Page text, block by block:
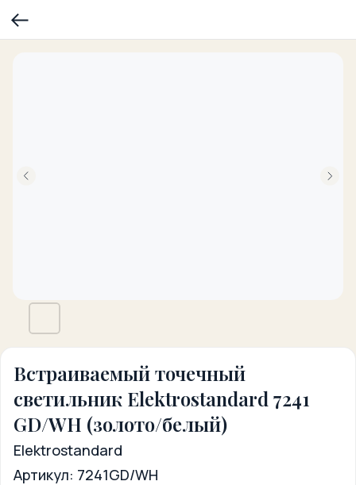
Встраиваемый точечный
светильник Elektrostandard 7241
GD/WH (золото/белый)
Elektrostandard
Артикул: 7241GD/WH